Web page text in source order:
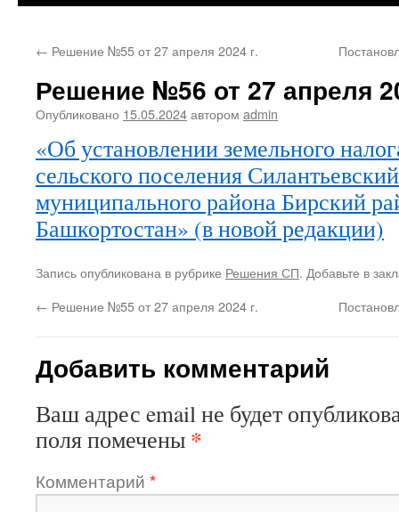
← Решение №55 от 27 апреля 2024 г.
Решение №56 от 27 апреля
Опубликовано 15.05.2024автором admin
«Об установлении земельного
сельского поселения
муниципального района Бирский
Башкортостан» (в новой редакции)
Запись опубликована в рубрике Решения СП. Добавьте в
← Решение №55 от 27 апреля 2024 г.
Добавить комментарий
Ваш адрес email не будет
поля помечены *
Комментарий *